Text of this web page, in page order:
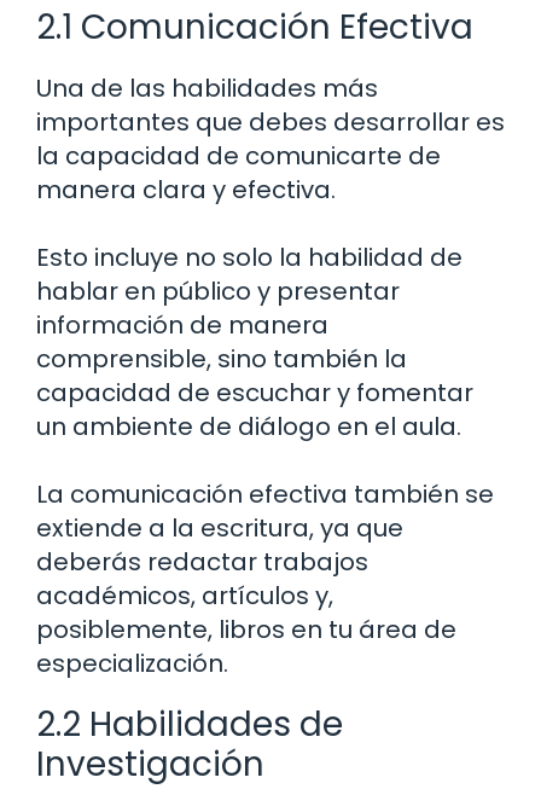
2.1 Comunicación Efectiva
Una de las habilidades más
importantes que debes desarrollar es
la capacidad de comunicarte de
manera clara y efectiva.
Esto incluye no solo la habilidad de
hablar en público y presentar
información de manera
comprensible, sino también la
capacidad de escuchar y fomentar
un ambiente de diálogo en el aula.
La comunicación efectiva también se
extiende a la escritura, ya que
deberás redactar trabajos
académicos, artículos y,
posiblemente, libros en tu área de
especialización.
2.2 Habilidades de
Investigación